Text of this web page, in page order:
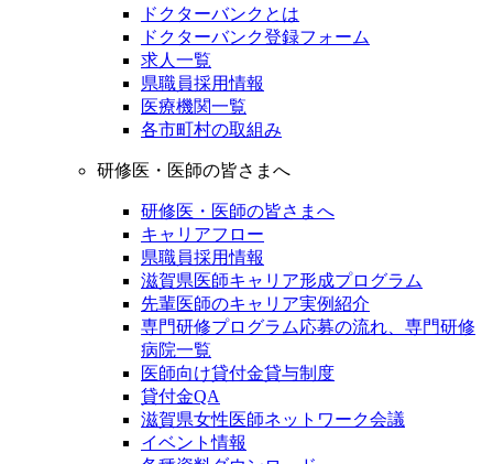
ドクターバンクとは
ドクターバンク登録フォーム
求人一覧
県職員採用情報
医療機関一覧
各市町村の取組み
研修医・医師の皆さまへ
研修医・医師の皆さまへ
キャリアフロー
県職員採用情報
滋賀県医師キャリア形成プログラム
先輩医師のキャリア実例紹介
専門研修プログラム応募の流れ、専門研修
病院一覧
医師向け貸付金貸与制度
貸付金QA
滋賀県女性医師ネットワーク会議
イベント情報